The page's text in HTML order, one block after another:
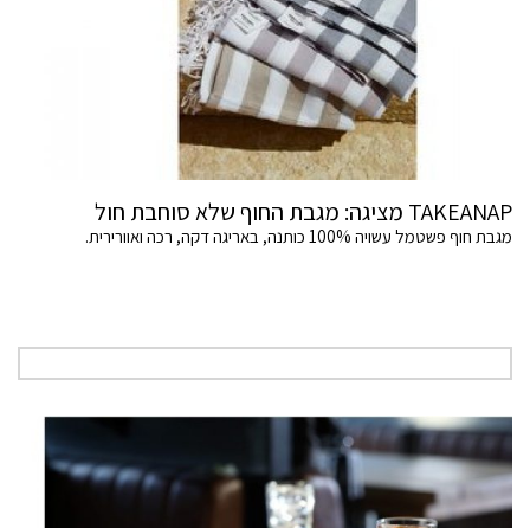
TAKEANAP מציגה: מגבת החוף שלא סוחבת חול
מגבת חוף פשטמל עשויה 100% כותנה, באריגה דקה, רכה ואוורירית.